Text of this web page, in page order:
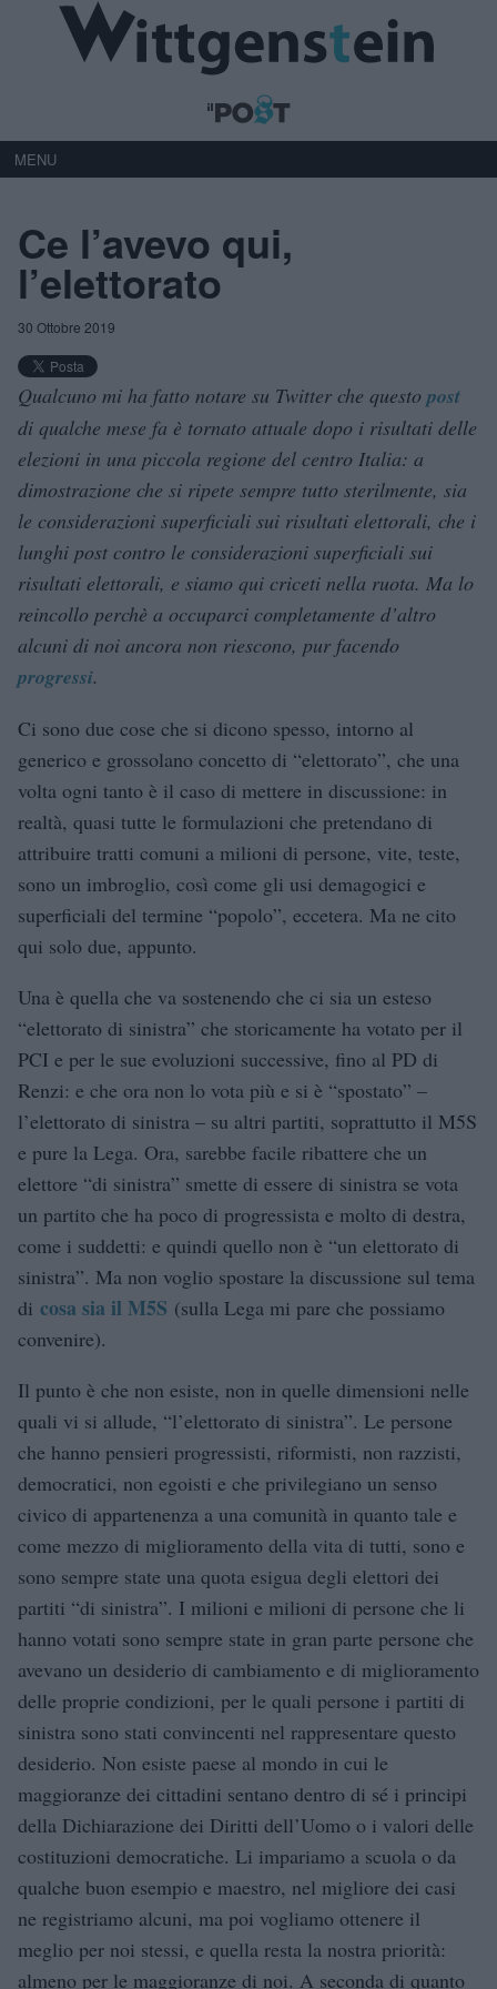
MENU
Ce l’avevo qui,
l’elettorato
30 Ottobre 2019
Qualcuno mi ha fatto notare su Twitter che questo post
di qualche mese fa è tornato attuale dopo i risultati delle
elezioni in una piccola regione del centro Italia: a
dimostrazione che si ripete sempre tutto sterilmente, sia
le considerazioni superficiali sui risultati elettorali, che i
lunghi post contro le considerazioni superficiali sui
risultati elettorali, e siamo qui criceti nella ruota. Ma lo
reincollo perchè a occuparci completamente d’altro
alcuni di noi ancora non riescono, pur facendo
progressi.
Ci sono due cose che si dicono spesso, intorno al
generico e grossolano concetto di “elettorato”, che una
volta ogni tanto è il caso di mettere in discussione: in
realtà, quasi tutte le formulazioni che pretendano di
attribuire tratti comuni a milioni di persone, vite, teste,
sono un imbroglio, così come gli usi demagogici e
superficiali del termine “popolo”, eccetera. Ma ne cito
qui solo due, appunto.
Una è quella che va sostenendo che ci sia un esteso
“elettorato di sinistra” che storicamente ha votato per il
PCI e per le sue evoluzioni successive, fino al PD di
Renzi: e che ora non lo vota più e si è “spostato” –
l’elettorato di sinistra – su altri partiti, soprattutto il M5S
e pure la Lega. Ora, sarebbe facile ribattere che un
elettore “di sinistra” smette di essere di sinistra se vota
un partito che ha poco di progressista e molto di destra,
come i suddetti: e quindi quello non è “un elettorato di
sinistra”. Ma non voglio spostare la discussione sul tema
di cosa sia il M5S (sulla Lega mi pare che possiamo
convenire).
Il punto è che non esiste, non in quelle dimensioni nelle
quali vi si allude, “l’elettorato di sinistra”. Le persone
che hanno pensieri progressisti, riformisti, non razzisti,
democratici, non egoisti e che privilegiano un senso
civico di appartenenza a una comunità in quanto tale e
come mezzo di miglioramento della vita di tutti, sono e
sono sempre state una quota esigua degli elettori dei
partiti “di sinistra”. I milioni e milioni di persone che li
hanno votati sono sempre state in gran parte persone che
avevano un desiderio di cambiamento e di miglioramento
delle proprie condizioni, per le quali persone i partiti di
sinistra sono stati convincenti nel rappresentare questo
desiderio. Non esiste paese al mondo in cui le
maggioranze dei cittadini sentano dentro di sé i principi
della Dichiarazione dei Diritti dell’Uomo o i valori delle
costituzioni democratiche. Li impariamo a scuola o da
qualche buon esempio e maestro, nel migliore dei casi
ne registriamo alcuni, ma poi vogliamo ottenere il
meglio per noi stessi, e quella resta la nostra priorità:
almeno per le maggioranze di noi. A seconda di quanto